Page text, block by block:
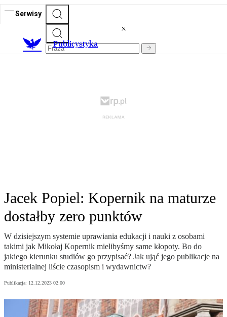
Serwisy
Publicystyka
Jacek Popiel: Kopernik na maturze
dostałby zero punktów
W dzisiejszym systemie uprawiania edukacji i nauki z osobami
takimi jak Mikołaj Kopernik mielibyśmy same kłopoty. Bo do
jakiego kierunku studiów go przypisać? Jak ująć jego publikacje na
ministerialnej liście czasopism i wydawnictw?
Publikacja: 12.12.2023 02:00